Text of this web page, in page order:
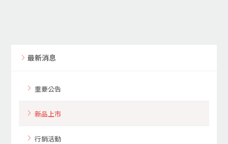
最新消息
重要公告
新品上市
行銷活動